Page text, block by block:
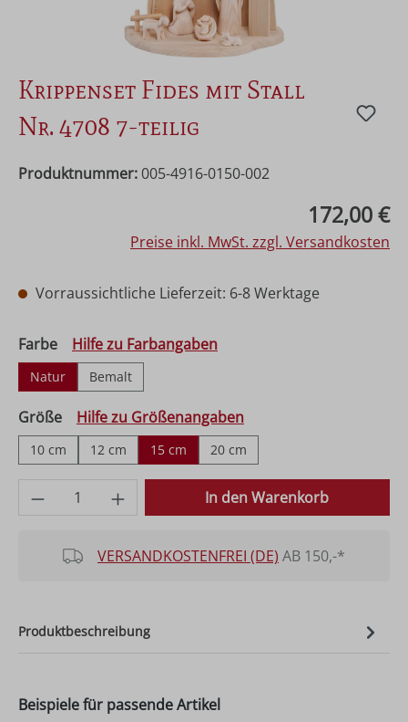
Krippenset Fides mit Stall
Nr. 4708 7-teilig
Produktnummer: 005-4916-0150-002
172,00 €
Preise inkl. MwSt. zzgl. Versandkosten
Vorraussichtliche Lieferzeit: 6-8 Werktage
Farbeauswählen
Hilfe zu Farbangaben
Natur Bemalt
Größeauswählen
Hilfe zu Größenangaben
10 cm 12 cm 15 cm 20 cm
Produkt Anzahl: Gib den gewünschten
In den Warenkorb
VERSANDKOSTENFREI (DE) AB 150,-*
Produktbeschreibung
Beispiele für passende Artikel